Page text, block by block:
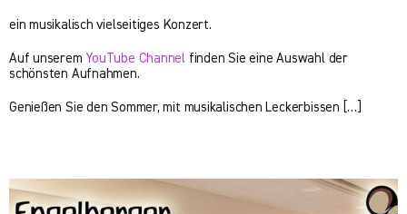
ein musikalisch vielseitiges Konzert.
Auf unserem YouTube Channel finden Sie eine Auswahl der
schönsten Aufnahmen.
Genießen Sie den Sommer, mit musikalischen Leckerbissen […]